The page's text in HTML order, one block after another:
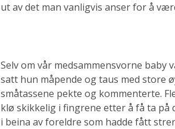
ut av det man vanligvis anser for å
Selv om vår medsammensvorne baby
satt hun måpende og taus med store
småtassene pekte og kommenterte.
klø skikkelig i fingrene etter å få ta på
i beina av foreldre som hadde fått